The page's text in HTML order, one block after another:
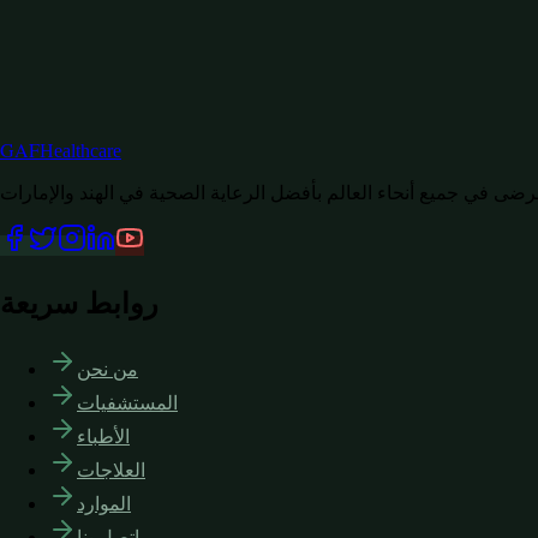
GAFHealthcare
روابط سريعة
من نحن
المستشفيات
الأطباء
العلاجات
الموارد